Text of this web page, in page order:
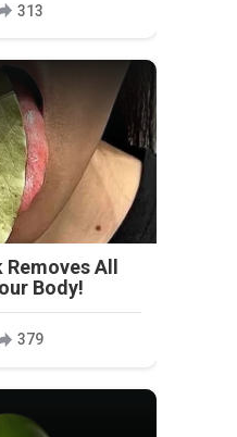
313
All
Body!
379